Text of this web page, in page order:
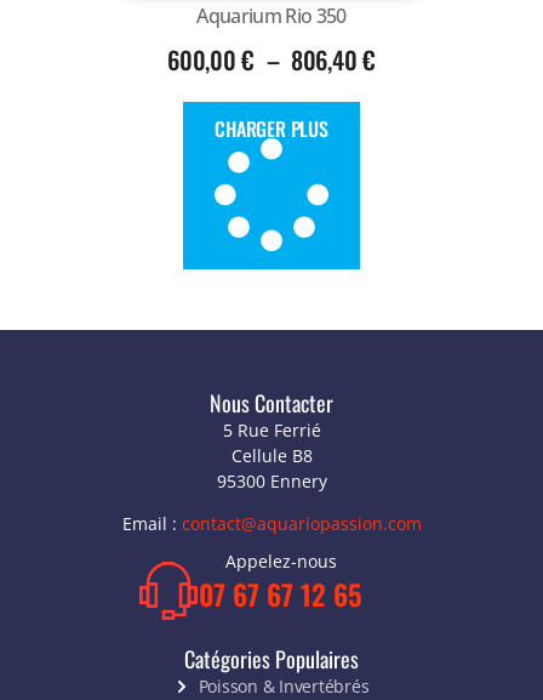
Aquarium Rio 350
600,00€ – 806,40€
CHARGER PLUS
Nous Contacter
5 Rue Ferrié
Cellule B8
95300 Ennery
Email : contact@aquariopassion.com
Appelez-nous
07 67 67 12 65
Catégories Populaires
Poisson & Invertébrés